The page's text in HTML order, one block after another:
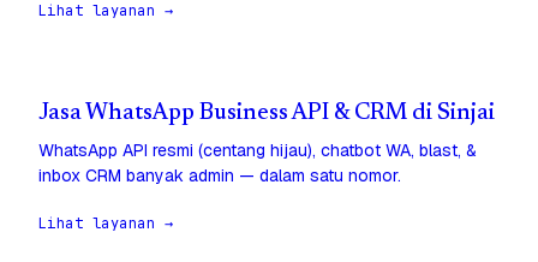
Lihat layanan →
Jasa WhatsApp Business API & CRM di Sinjai
WhatsApp API resmi (centang hijau), chatbot WA, blast, &
inbox CRM banyak admin — dalam satu nomor.
Lihat layanan →